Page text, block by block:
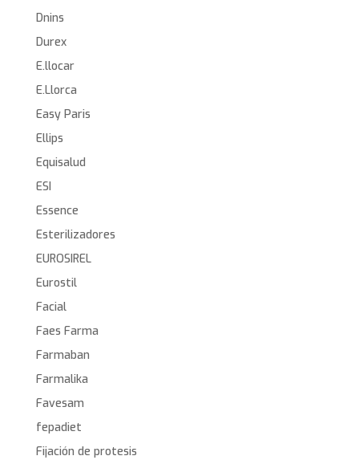
Dnins
Durex
E.llocar
E.Llorca
Easy Paris
Ellips
Equisalud
ESI
Essence
Esterilizadores
EUROSIREL
Eurostil
Facial
Faes Farma
Farmaban
Farmalika
Favesam
fepadiet
Fijación de protesis